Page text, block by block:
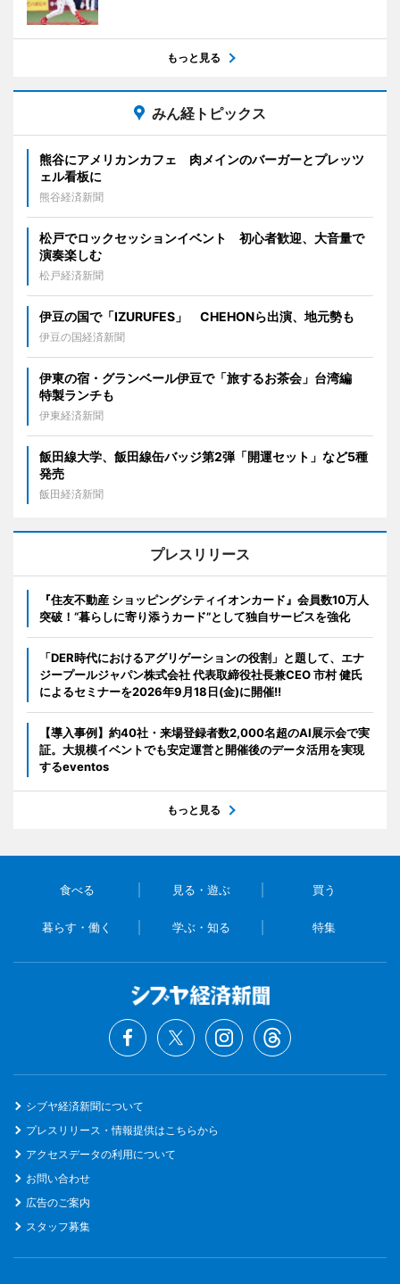
もっと見る
みん経トピックス
熊谷にアメリカンカフェ 肉メインのバーガーとプレッツ
ェル看板に
熊谷経済新聞
松戸でロックセッションイベント 初心者歓迎、大音量で
演奏楽しむ
松戸経済新聞
伊豆の国で「IZURUFES」 CHEHONら出演、地元勢も
伊豆の国経済新聞
伊東の宿・グランベール伊豆で「旅するお茶会」台湾編
特製ランチも
伊東経済新聞
飯田線大学、飯田線缶バッジ第2弾「開運セット」など5種
発売
飯田経済新聞
プレスリリース
『住友不動産 ショッピングシティイオンカード』会員数10万人
突破！“暮らしに寄り添うカード”として独自サービスを強化
「DER時代におけるアグリゲーションの役割」と題して、エナ
ジープールジャパン株式会社 代表取締役社長兼CEO 市村 健氏
によるセミナーを2026年9月18日(金)に開催!!
【導入事例】約40社・来場登録者数2,000名超のAI展示会で実
証。大規模イベントでも安定運営と開催後のデータ活用を実現
するeventos
もっと見る
食べる 見る・遊ぶ 買う
暮らす・働く 学ぶ・知る 特集
シブヤ経済新聞について
プレスリリース・情報提供はこちらから
アクセスデータの利用について
お問い合わせ
広告のご案内
スタッフ募集